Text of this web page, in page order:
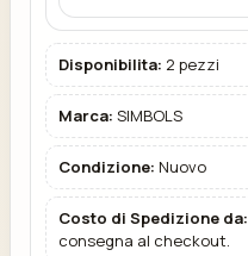
Disponibilita: 2 pezzi
Marca: SIMBOLS
Condizione: Nuovo
Costo di Spedizione da:
consegna al checkout.